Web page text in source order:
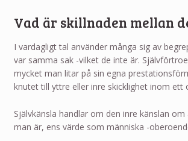
Vad är skillnaden mellan
I vardagligt tal använder många sig av
var samma sak -vilket de inte är.
mycket man litar på sin egna
knutet till yttre eller inre skicklighet inom ett
Självkänsla handlar om den inre känslan
man är, ens värde som människa -